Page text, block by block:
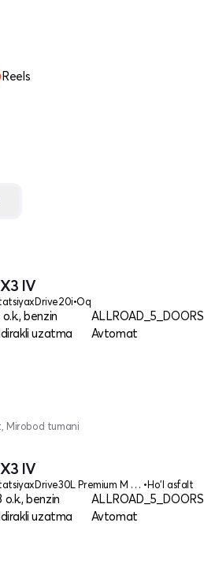
Reels
IV
xDrive20i•Oq
o.k., benzin
ALLROAD_5_DOORS
uzatma
Avtomat
Mirobod tumani
IV
xDrive30L Premium M Sport •Ho'l asfalt
o.k., benzin
ALLROAD_5_DOORS
uzatma
Avtomat